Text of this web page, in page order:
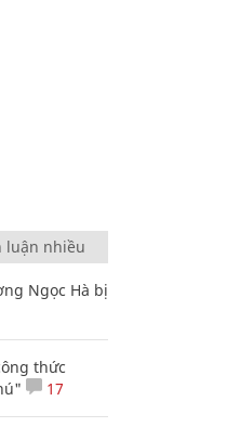
luận nhiều
Ngọc Hà bị
thức
17